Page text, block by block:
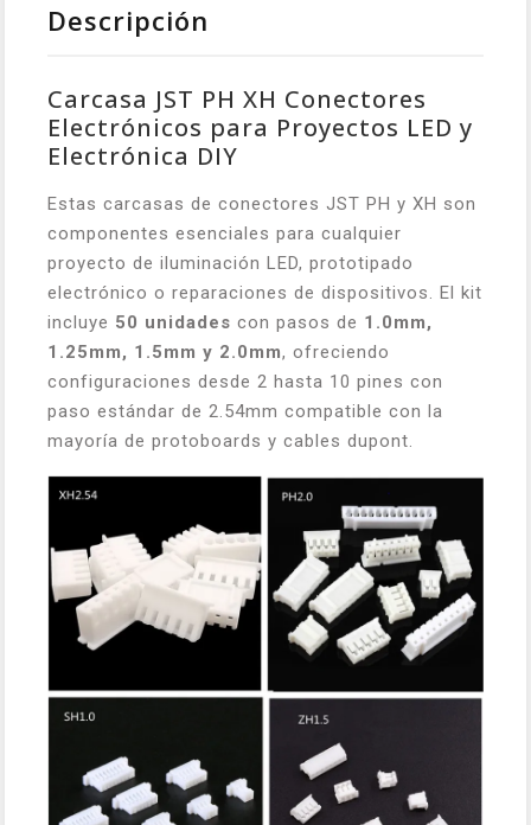
Descripción
Carcasa JST PH XH Conectores
Electrónicos para Proyectos LED y
Electrónica DIY
Estas carcasas de conectores JST PH y XH son
componentes esenciales para cualquier
proyecto de iluminación LED, prototipado
electrónico o reparaciones de dispositivos. El kit
incluye 50 unidades con pasos de 1.0mm,
1.25mm, 1.5mm y 2.0mm, ofreciendo
configuraciones desde 2 hasta 10 pines con
paso estándar de 2.54mm compatible con la
mayoría de protoboards y cables dupont.